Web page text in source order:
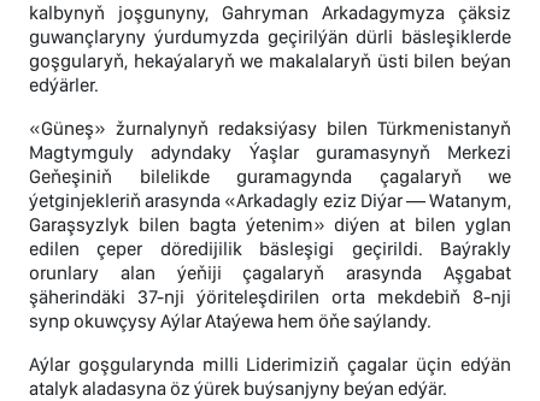
kalbynyň joşgunyny, Gahryman Arkadagymyza çäksiz
guwançlaryny ýurdumyzda geçirilýän dürli bäsleşiklerde
goşgularyň, hekaýalaryň we makalalaryň üsti bilen beýan
edýärler.
«Güneş» žurnalynyň redaksiýasy bilen Türkmenistanyň
Magtymguly adyndaky Ýaşlar guramasynyň Merkezi
Geňeşiniň bilelikde guramagynda çagalaryň we
ýetginjekleriň arasynda «Arkadagly eziz Diýar — Watanym,
Garaşsyzlyk bilen bagta ýetenim» diýen at bilen yglan
edilen çeper döredijilik bäsleşigi geçirildi. Baýrakly
orunlary alan ýeňiji çagalaryň arasynda Aşgabat
şäherindäki 37-nji ýöriteleşdirilen orta mekdebiň 8-nji
synp okuwçysy Aýlar Ataýewa hem öňe saýlandy.
Aýlar goşgularynda milli Liderimiziň çagalar üçin edýän
atalyk aladasyna öz ýürek buýsanjyny beýan edýär.